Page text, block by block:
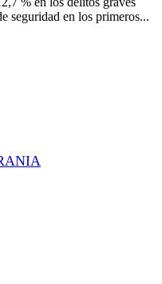
seguridad en los primeros...